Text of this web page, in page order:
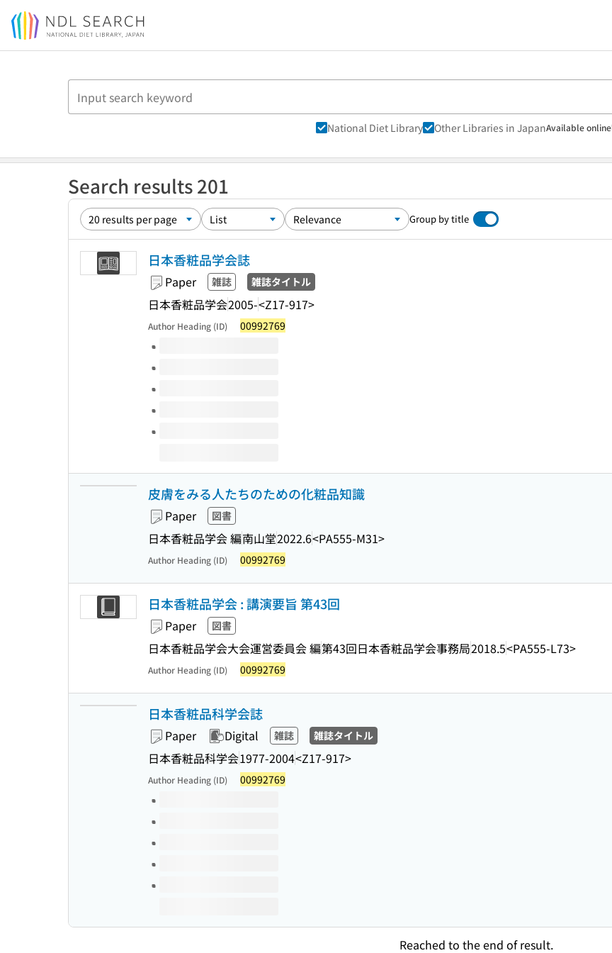
Jump to main content
National Diet Library Other Libraries in JapanAvailable online
Search results 201
Group by title
日本香粧品学会誌
Paper 雑誌 雑誌タイトル
日本香粧品学会2005-<Z17-917>
Author Heading (ID) 00992769
Volumes of this title
皮膚をみる人たちのための化粧品知識
Paper 図書
日本香粧品学会 編南山堂2022.6<PA555-M31>
Author Heading (ID) 00992769
日本香粧品学会 : 講演要旨 第43回
Paper 図書
日本香粧品学会大会運営委員会 編第43回日本香粧品学会事務局2018.5<PA555-L73>
Author Heading (ID) 00992769
日本香粧品科学会誌
Paper Digital 雑誌 雑誌タイトル
日本香粧品科学会1977-2004<Z17-917>
Author Heading (ID) 00992769
Volumes of this title
Reached to the end of result.